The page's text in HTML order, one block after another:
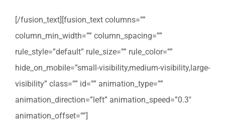
[/fusion_text][fusion_text columns=””
column_min_width=”” column_spacing=””
rule_style=”default” rule_size=”” rule_color=””
hide_on_mobile=”small-visibility,medium-visibility,large-
visibility” class=”” id=”” animation_type=””
animation_direction=”left” animation_speed=”0.3″
animation_offset=””]